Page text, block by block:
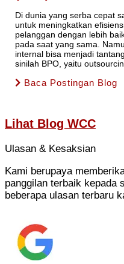
Di dunia yang serba cepat
untuk meningkatkan
pelanggan dengan lebih
pada saat yang sama.
internal bisa menjadi
sinilah BPO, yaitu
Baca Postingan Blog
Lihat Blog WCC
Ulasan & Kesaksian
Kami berupaya
panggilan terbaik kepada
beberapa ulasan terbaru